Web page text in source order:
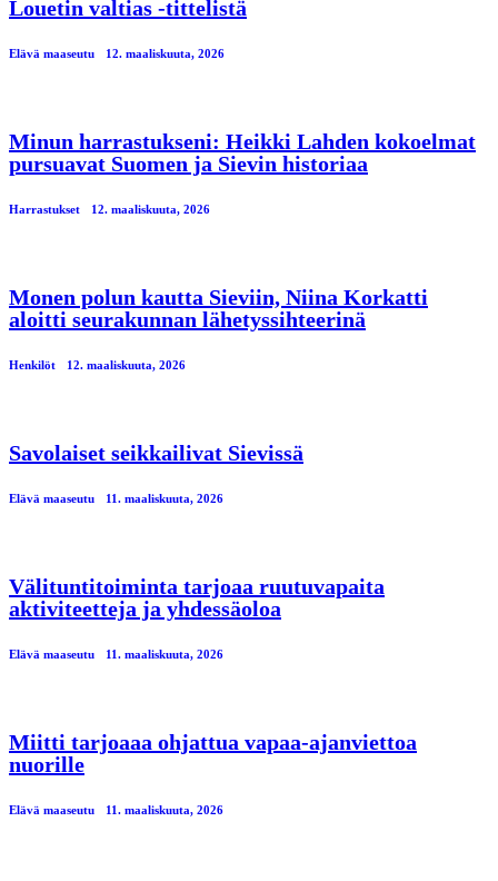
Louetin valtias -tittelistä
Elävä maaseutu 12. maaliskuuta, 2026
Minun harrastukseni: Heikki Lahden kokoelmat
pursuavat Suomen ja Sievin historiaa
Harrastukset 12. maaliskuuta, 2026
Monen polun kautta Sieviin, Niina Korkatti
aloitti seurakunnan lähetyssihteerinä
Henkilöt 12. maaliskuuta, 2026
Savolaiset seikkailivat Sievissä
Elävä maaseutu 11. maaliskuuta, 2026
Välituntitoiminta tarjoaa ruutuvapaita
aktiviteetteja ja yhdessäoloa
Elävä maaseutu 11. maaliskuuta, 2026
Miitti tarjoaaa ohjattua vapaa-ajanviettoa
nuorille
Elävä maaseutu 11. maaliskuuta, 2026